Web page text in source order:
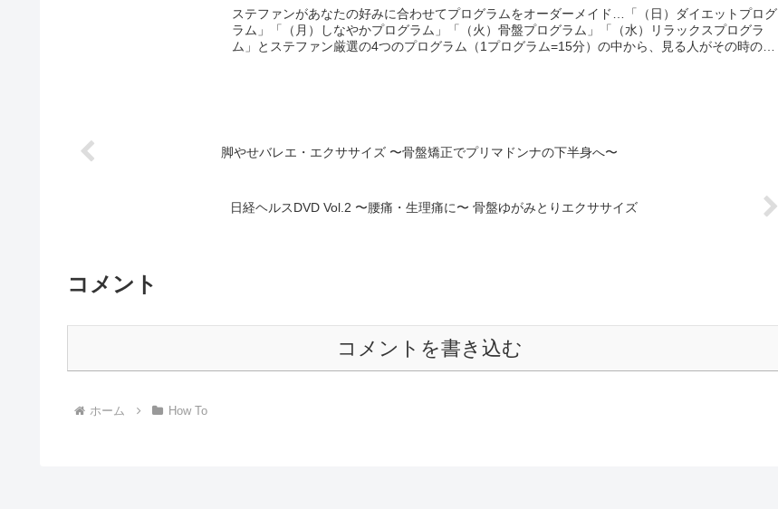
ステファンがあなたの好みに合わせてプログラムをオーダーメイド…「（日）ダイエットプログ
ラム」「（月）しなやかプログラム」「（火）骨盤プログラム」「（水）リラックスプログラ
ム」とステファン厳選の4つのプログラム（1プログラム=15分）の中から、見る人がその時の目
脚やせバレエ・エクササイズ 〜骨盤矯正でプリマドンナの下半身へ〜
日経ヘルスDVD Vol.2 〜腰痛・生理痛に〜 骨盤ゆがみとりエクササイズ
コメント
コメントを書き込む
ホーム How To